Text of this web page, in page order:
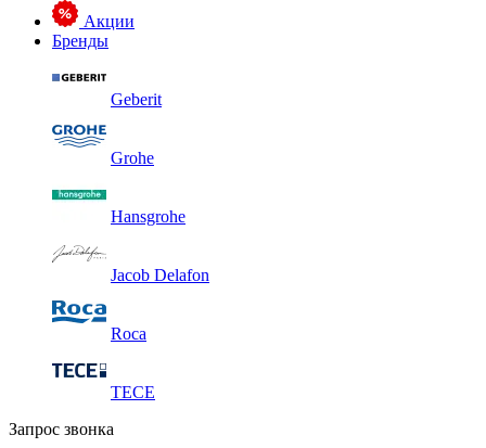
Акции
Бренды
Geberit
Grohe
Hansgrohe
Jacob Delafon
Roca
TECE
Запрос звонка